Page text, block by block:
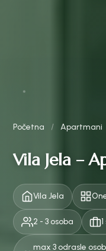
Početna / Apartmani
Vila Jela –
Vila Jela
2 - 3 osoba
max 3 odrasle